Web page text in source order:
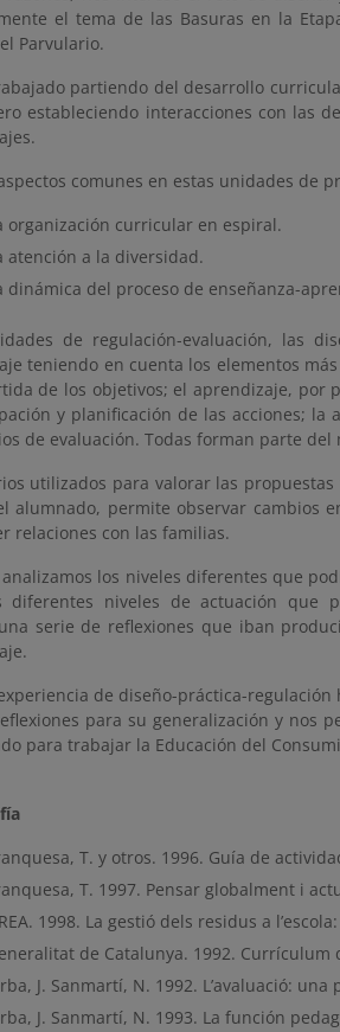
el tema de las Basuras en la
Parvulario.
partiendo del desarrollo
estableciendo interacciones con las
comunes en estas unidades de
organización curricular en espiral.
atención a la diversidad.
dinámica del proceso de enseñanza-
de regulación-evaluación, las
teniendo en cuenta los elementos
de los objetivos; el aprendizaje, por
y planificación de las acciones;
de evaluación. Todas forman parte
utilizados para valorar las
alumnado, permite observar cambios
relaciones con las familias.
los niveles diferentes que
diferentes niveles de actuación que
serie de reflexiones que iban
de diseño-práctica-
para su generalización y nos
para trabajar la Educación del
T. y otros. 1996. Guía de
T. 1997. Pensar globalment i
1998. La gestió dels residus a
de Catalunya. 1992. Currículum
J. Sanmartí, N. 1992. L’avaluació:
J. Sanmartí, N. 1993. La función